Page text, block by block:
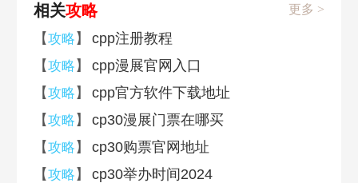
相关攻略 更多 >
【攻略 】
cpp注册教程
【攻略 】
cpp漫展官网入口
【攻略 】
cpp官方软件下载地址
【攻略 】
cp30漫展门票在哪买
【攻略 】
cp30购票官网地址
【攻略 】
cp30举办时间2024